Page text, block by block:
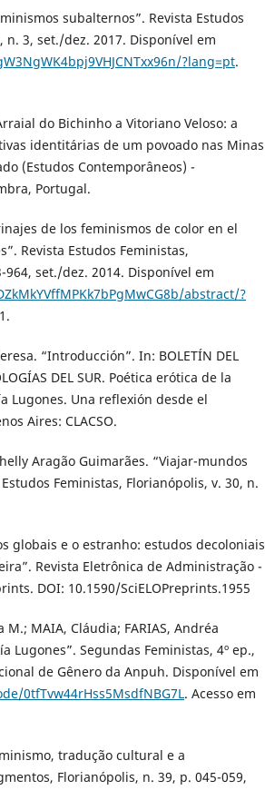
subalternos”. Revista Estudos
n. 3, set./dez. 2017. Disponível em
?lang=pt.
do Bichinho a Vitoriano Veloso: a
identitárias de um povoado nas Minas
(Estudos Contemporâneos) -
Portugal.
de los feminismos de color en el
Revista Estudos Feministas,
set./dez. 2014. Disponível em
abstract/?
“Introducción”. In: BOLETÍN DEL
DEL SUR. Poética erótica de la
Lugones. Una reflexión desde el
Aires: CLACSO.
Aragão Guimarães. “Viajar-mundos
Feministas, Florianópolis, v. 30, n.
globais e o estranho: estudos decoloniais
Revista Eletrônica de Administração -
DOI: 10.1590/SciELOPreprints.1955
M.; MAIA, Cláudia; FARIAS, Andréa
Lugones”. Segundas Feministas, 4º ep.,
de Gênero da Anpuh. Disponível em
0tfTvw44rHss5MsdfNBG7L. Acesso em
tradução cultural e a
Florianópolis, n. 39, p. 045-059,